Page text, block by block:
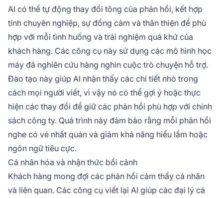
AI có thể tự động thay đổi tông của phản hồi, kết hợp
tính chuyên nghiệp, sự đồng cảm và thân thiện để phù
hợp với mỗi tình huống và trải nghiệm quá khứ của
khách hàng. Các công cụ này sử dụng các mô hình học
máy đã nghiên cứu hàng nghìn cuộc trò chuyện hỗ trợ.
Đào tạo này giúp AI nhận thấy các chi tiết nhỏ trong
cách mọi người viết, vì vậy nó có thể gợi ý hoặc thực
hiện các thay đổi để giữ các phản hồi phù hợp với chính
sách công ty. Quá trình này đảm bảo rằng mỗi phản hồi
nghe có vẻ nhất quán và giảm khả năng hiểu lầm hoặc
ngôn ngữ tiêu cực.
Cá nhân hóa và nhận thức bối cảnh
Khách hàng mong đợi các phản hồi cảm thấy cá nhân
và liên quan. Các công cụ viết lại AI giúp các đại lý cá